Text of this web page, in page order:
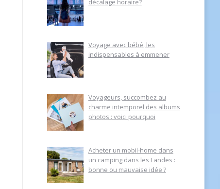
décalage horaire?
Voyage avec bébé, les
indispensables à emmener
Voyageurs, succombez au
charme intemporel des albums
photos : voici pourquoi
Acheter un mobil-home dans
un camping dans les Landes :
bonne ou mauvaise idée ?